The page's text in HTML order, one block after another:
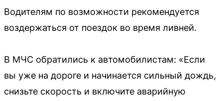
Водителям по возможности рекомендуется
воздержаться от поездок во время ливней.
В МЧС обратились к автомобилистам: «Если
вы уже на дороге и начинается сильный дождь,
снизьте скорость и включите аварийную